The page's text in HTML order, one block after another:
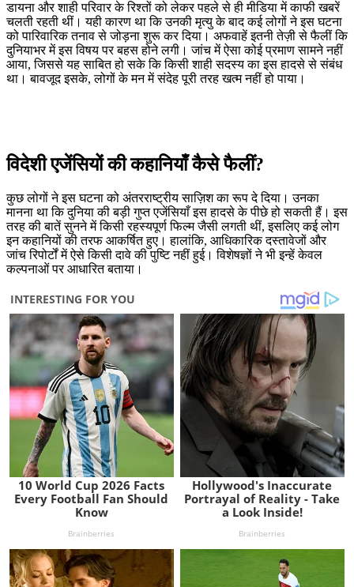
डायना और शाही परिवार के रिश्तों को लेकर पहले से ही मीडिया में काफी खबरें
चलती रहती थीं। यही कारण था कि उनकी मृत्यु के बाद कई लोगों ने इस घटना
को पारिवारिक तनाव से जोड़ना शुरू कर दिया। अफवाहें इतनी तेज़ी से फैलीं कि
दुनियाभर में इस विषय पर बहस होने लगी। जांच में ऐसा कोई प्रमाण सामने नहीं
आया, जिससे यह साबित हो सके कि किसी शाही सदस्य का इस हादसे से संबंध
था। बावजूद इसके, लोगों के मन में संदेह पूरी तरह खत्म नहीं हो पाया।
विदेशी एजेंसियों की कहानियाँ कैसे फैलीं?
कुछ लोगों ने इस घटना को अंतरराष्ट्रीय साज़िश का रूप दे दिया। उनका
मानना था कि दुनिया की बड़ी गुप्त एजेंसियाँ इस हादसे के पीछे हो सकती हैं। इस
तरह की बातें सुनने में किसी रहस्यपूर्ण फिल्म जैसी लगती थीं, इसलिए कई लोग
इन कहानियों की तरफ आकर्षित हुए। हालांकि, आधिकारिक दस्तावेजों और
जांच रिपोर्टों में ऐसे किसी दावे की पुष्टि नहीं हुई। विशेषज्ञों ने भी इन्हें केवल
कल्पनाओं पर आधारित बताया।